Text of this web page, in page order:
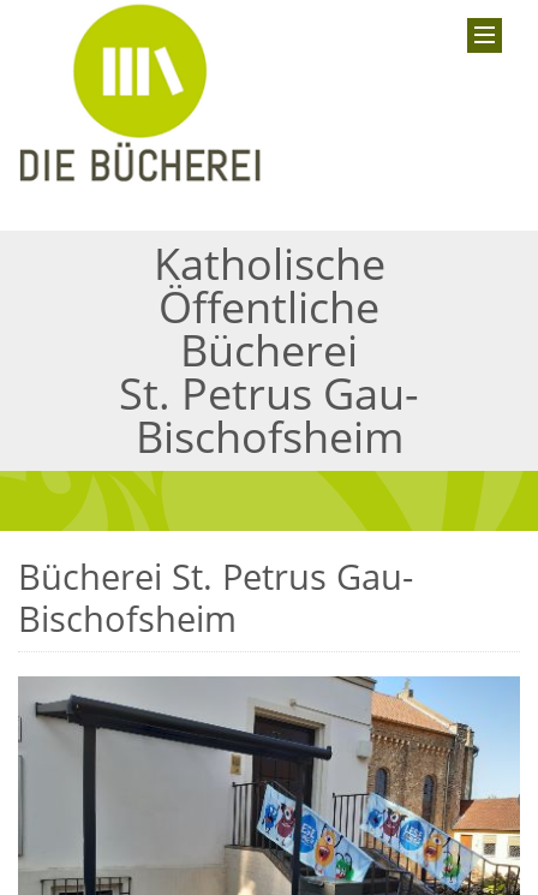
Katholische
Öffentliche
Bücherei
St. Petrus Gau-
Bischofsheim
Bücherei St. Petrus Gau-
Bischofsheim